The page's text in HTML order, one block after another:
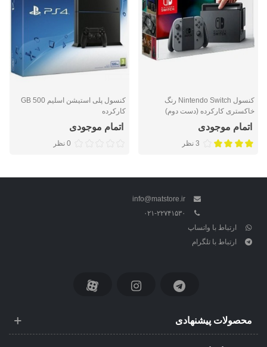
کنسول Nintendo Switch رنگ
خاکستری کارکرده (دست دوم)
اتمام موجودی
3 نظر
کنسول پلی استیشن اسلیم 500 GB
کارکرده
اتمام موجودی
0 نظر
info@matstore.ir
۰۲۱-۲۲۷۴۱۵۳۰
ارتباط با واتساپ
ارتباط با تلگرام
محصولات پیشنهادی